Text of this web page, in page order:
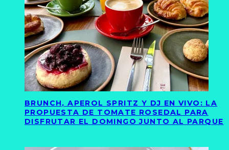
BRUNCH, APEROL SPRITZ Y DJ EN VIVO: LA
PROPUESTA DE TOMATE ROSEDAL PARA
DISFRUTAR EL DOMINGO JUNTO AL PARQUE